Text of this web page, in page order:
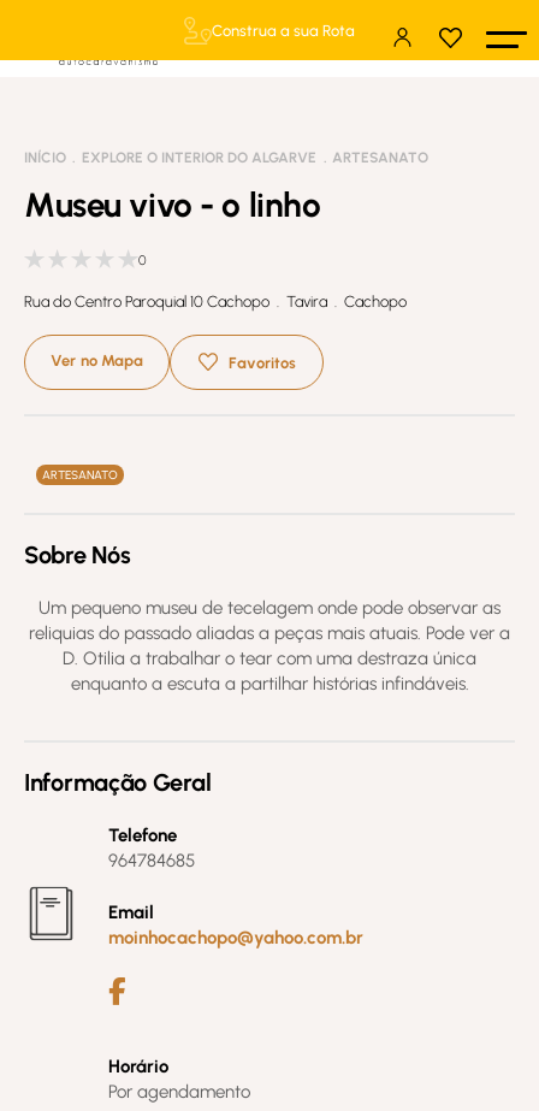
Construa a sua Rota
INÍCIO EXPLORE O INTERIOR DO ALGARVE ARTESANATO
Museu vivo - o linho
0
Rua do Centro Paroquial 10 Cachopo . Tavira . Cachopo
Ver no Mapa Favoritos
ARTESANATO
Sobre Nós
Um pequeno museu de tecelagem onde pode observar as
reliquias do passado aliadas a peças mais atuais. Pode ver a
D. Otilia a trabalhar o tear com uma destraza única
enquanto a escuta a partilhar histórias infindáveis.
Informação Geral
Telefone
964784685
Email
moinhocachopo@yahoo.com.br
Horário
Por agendamento